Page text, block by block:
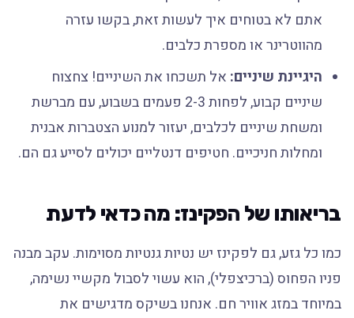
אתם לא בטוחים איך לעשות זאת, בקשו עזרה
מהווטרינר או מספרת כלבים.
היגיינת שיניים:אל תשכחו את השיניים! צחצוח
שיניים קבוע, לפחות 2-3 פעמים בשבוע, עם מברשת
ומשחת שיניים לכלבים, יעזור למנוע הצטברות אבנית
ומחלות חניכיים. חטיפים דנטליים יכולים לסייע גם הם.
בריאותו של הפקינז: מה כדאי לדעת
כמו כל גזע, גם לפקינז יש נטיות גנטיות מסוימות. עקב מבנה
פניו הפחוס (ברכיצפלי), הוא עשוי לסבול מקשיי נשימה,
במיוחד במזג אוויר חם. אנחנו בשיקס מדגישים את